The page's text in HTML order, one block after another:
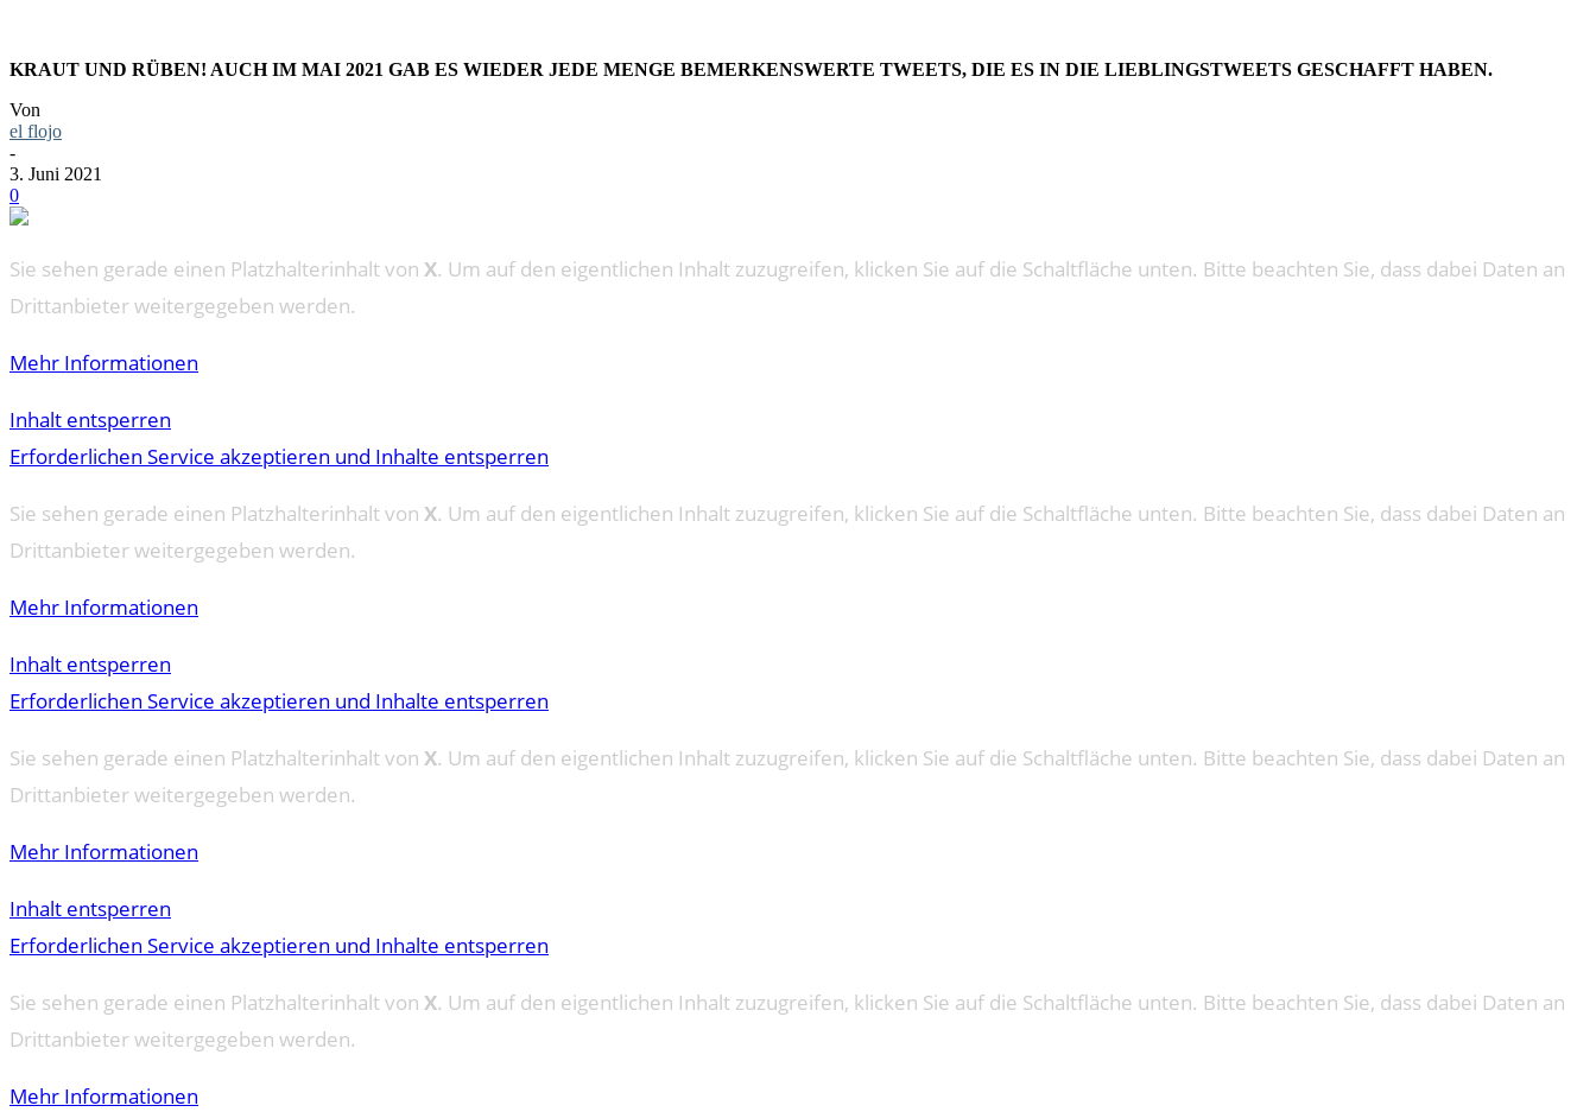
KRAUT UND RÜBEN! AUCH IM MAI 2021 GAB ES WIEDER JEDE MENGE BEMERKENSWERTE TWEETS, DIE ES IN DIE LIEBLINGSTWEETS GESCHAFFT HABEN.
Von
el flojo
-
3. Juni 2021
0
Sie sehen gerade einen Platzhalterinhalt von X. Um auf den eigentlichen Inhalt zuzugreifen, klicken Sie auf die Schaltfläche unten. Bitte beachten Sie, dass dabei Daten an
Drittanbieter weitergegeben werden.
Mehr Informationen
Inhalt entsperren
Erforderlichen Service akzeptieren und Inhalte entsperren
Sie sehen gerade einen Platzhalterinhalt von X. Um auf den eigentlichen Inhalt zuzugreifen, klicken Sie auf die Schaltfläche unten. Bitte beachten Sie, dass dabei Daten an
Drittanbieter weitergegeben werden.
Mehr Informationen
Inhalt entsperren
Erforderlichen Service akzeptieren und Inhalte entsperren
Sie sehen gerade einen Platzhalterinhalt von X. Um auf den eigentlichen Inhalt zuzugreifen, klicken Sie auf die Schaltfläche unten. Bitte beachten Sie, dass dabei Daten an
Drittanbieter weitergegeben werden.
Mehr Informationen
Inhalt entsperren
Erforderlichen Service akzeptieren und Inhalte entsperren
Sie sehen gerade einen Platzhalterinhalt von X. Um auf den eigentlichen Inhalt zuzugreifen, klicken Sie auf die Schaltfläche unten. Bitte beachten Sie, dass dabei Daten an
Drittanbieter weitergegeben werden.
Mehr Informationen